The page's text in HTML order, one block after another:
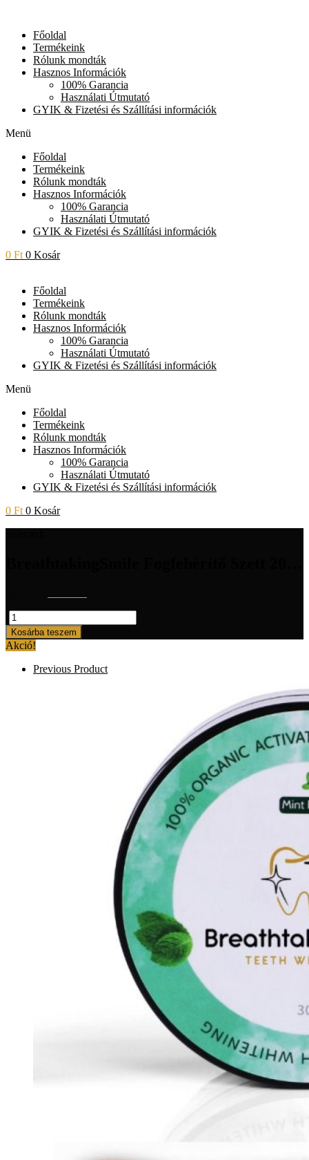
contentFőoldal
Termékeink
Rólunk mondták
Hasznos Információk
100% Garancia
Használati Útmutató
GYIK & Fizetési és Szállítási információk
Menü
Főoldal
Termékeink
Rólunk mondták
Hasznos Információk
100% Garancia
Használati Útmutató
GYIK & Fizetési és Szállítási információk
0 Ft 0 Kosár
Főoldal
Termékeink
Rólunk mondták
Hasznos Információk
100% Garancia
Használati Útmutató
GYIK & Fizetési és Szállítási információk
Menü
Főoldal
Termékeink
Rólunk mondták
Hasznos Információk
100% Garancia
Használati Útmutató
GYIK & Fizetési és Szállítási információk
0 Ft 0 Kosár
BreathtakingSmile
Fogfehérítő
Szett
20
Alkalomra
mennyiség
Kosárba teszem
Akció!
Previous Product